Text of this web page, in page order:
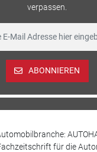
verpassen.
ABONNIEREN
für die